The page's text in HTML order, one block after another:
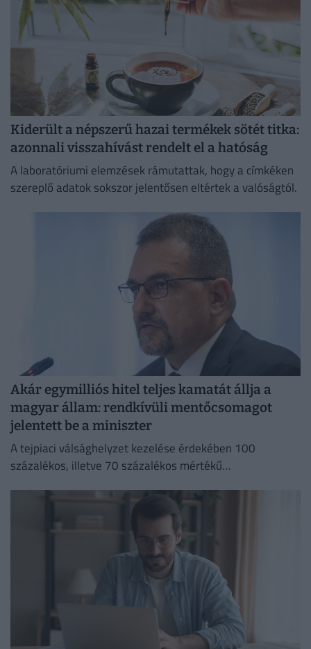
Kiderült a népszerű hazai termékek sötét titka:
azonnali visszahívást rendelt el a hatóság
A laboratóriumi elemzések rámutattak, hogy a címkéken
szereplő adatok sokszor jelentősen eltértek a valóságtól.
Akár egymilliós hitel teljes kamatát állja a
magyar állam: rendkívüli mentőcsomagot
jelentett be a miniszter
A tejpiaci válsághelyzet kezelése érdekében 100
százalékos, illetve 70 százalékos mértékű